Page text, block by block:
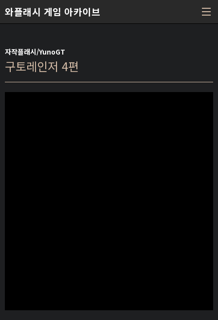
와플래시 게임 아카이브
자작플래시/YunoGT
구토레인저 4편